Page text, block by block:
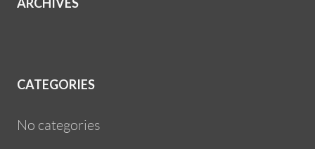
CATEGORIES
No categories